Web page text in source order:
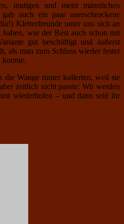
mutigen und meist männlichen
auch ein paar unerschrockene
Kletterfreunde unter uns sich an
war der Rest auch schon mit
gut beschäftigt und äußerst
als man zum Schluss wieder fester
konnte.
die Wange runter kullerten, weil sie
zeitlich nicht passte: Wir werden
wiederholen – und dann seid ihr